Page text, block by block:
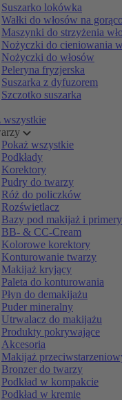
Suszarko lokówka
Wałki do włosów na
Maszynki do strzyżenia
Nożyczki do cieniowania
Nożyczki do włosów
Peleryna fryzjerska
Suszarka z dyfuzorem
Szczotko suszarka
wszystkie
Pokaż wszystkie
Podkłady
Korektory
Pudry do twarzy
Róż do policzków
Rozświetlacz
Bazy pod makijaż i primery
BB- & CC-Cream
Kolorowe korektory
Konturowanie twarzy
Makijaż kryjący
Paleta do konturowania
Płyn do demakijażu
Puder mineralny
Utrwalacz do makijażu
Produkty pokrywające
Akcesoria
Makijaż
Bronzer do twarzy
Podkład w kompakcie
Podkład w kremie